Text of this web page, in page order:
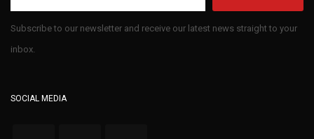
Subscribe to our newsletter and receive our latest news straight to your
inbox.
SOCIAL MEDIA